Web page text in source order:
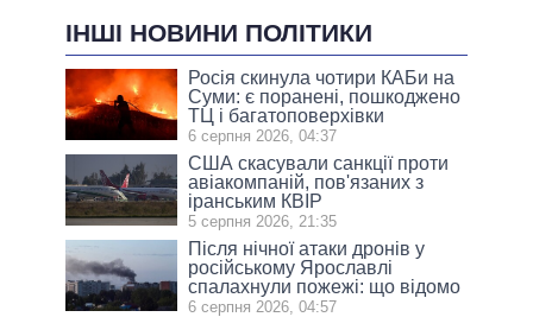
ІНШІ НОВИНИ ПОЛІТИКИ
Росія скинула чотири КАБи на
Суми: є поранені, пошкоджено
ТЦ і багатоповерхівки
6 серпня 2026, 04:37
США скасували санкції проти
авіакомпаній, пов'язаних з
іранським КВІР
5 серпня 2026, 21:35
Після нічної атаки дронів у
російському Ярославлі
спалахнули пожежі: що відомо
6 серпня 2026, 04:57